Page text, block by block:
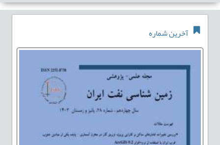
آخرین شماره